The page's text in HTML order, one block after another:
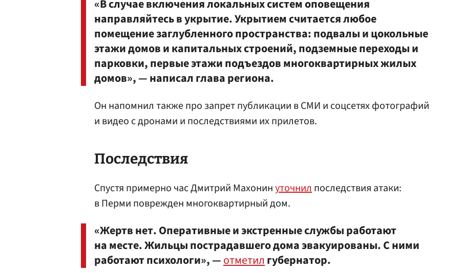
«В случае включения локальных систем оповещения
направляйтесь в укрытие. Укрытием считается любое
помещение заглубленного пространства: подвалы и цокольные
этажи домов и капитальных строений, подземные переходы и
парковки, первые этажи подъездов многоквартирных жилых
домов», — написал глава региона.
Он напомнил также про запрет публикации в СМИ и соцсетях фотографий
и видео с дронами и последствиями их прилетов.
Последствия
Спустя примерно час Дмитрий Махонинуточнилпоследствия атаки:
в Перми поврежден многоквартирный дом.
«Жертв нет. Оперативные и экстренные службы работают
на месте. Жильцы пострадавшего дома эвакуированы. С ними
работают психологи», —отметил губернатор.